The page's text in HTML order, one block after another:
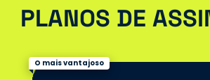
PLANOS DE
O mais vantajoso